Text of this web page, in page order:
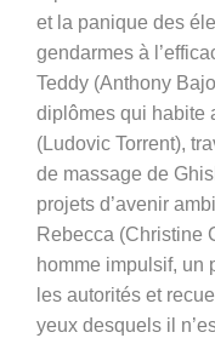
et la panique des
gendarmes à
Teddy (Anthony
diplômes qui habite
(Ludovic Torrent),
de massage de
projets d’avenir
Rebecca (Christine
homme impulsif, un
les autorités et
yeux desquels il